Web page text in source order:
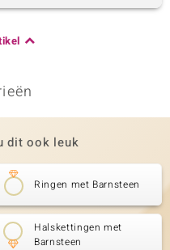
dit ook leuk
Ringen met Barnsteen
Halskettingen met
Barnsteen